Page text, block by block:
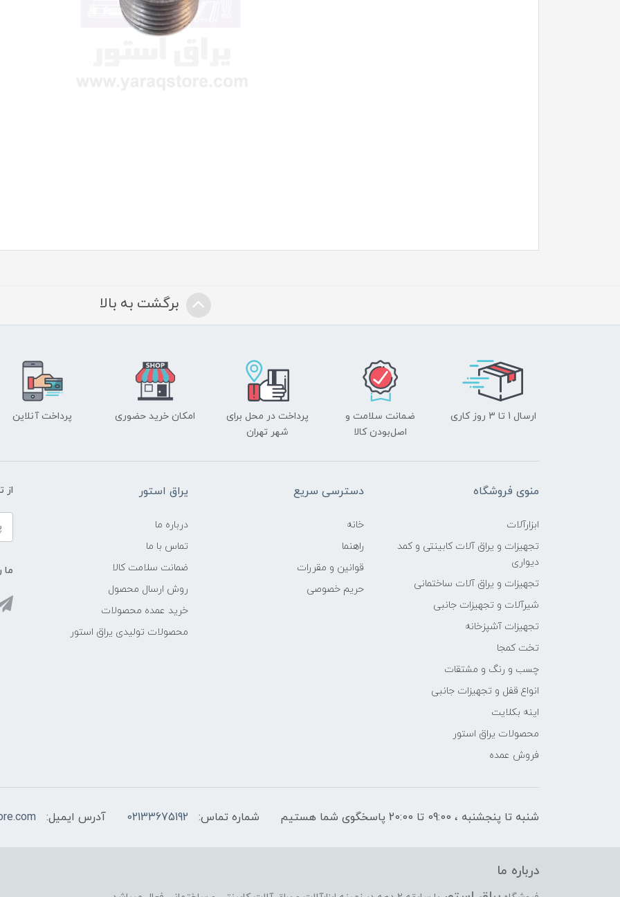
برگشت به بالا
ارسال 1 تا 3 روز کاری
ضمانت سلامت و
اصل‌بودن کالا
پرداخت در محل برای
شهر تهران
امکان خرید حضوری پرداخت آنلاین
منوی فروشگاه
ابزارآلات
تجهیزات و یراق آلات کابینتی و کمد
دیواری
تجهیزات و یراق آلات ساختمانی
شیرآلات و تجهیزات جانبی
تجهیزات آشپزخانه
تخت کمجا
چسب و رنگ و مشتقات
انواع قفل و تجهیزات جانبی
اینه بکلایت
محصولات یراق استور
فروش عمده
دسترسی سریع
خانه
راهنما
قوانین و مقررات
حریم خصوصی
یراق استور
درباره ما
تماس با ما
ضمانت سلامت کالا
روش ارسال محصول
خرید عمده محصولات
محصولات تولیدی یراق استور
از
ما
شنبه تا پنجشنبه ، 09:00 تا 20:00 پاسخگوی شما هستیم شماره تماس: 02133675192 آدرس ایمیل:
درباره ما